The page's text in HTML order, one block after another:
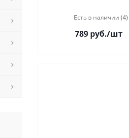
Есть в наличии (4)
789 руб./шт